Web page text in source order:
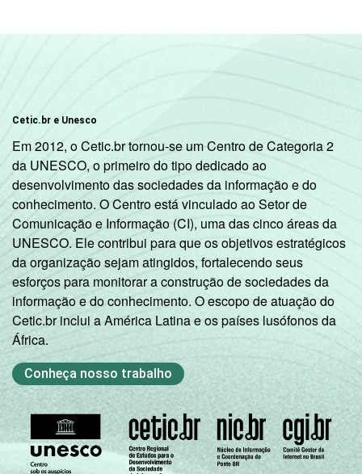
Cetic.br e Unesco
Em 2012, o Cetic.br tornou-se um Centro de Categoria 2
da UNESCO, o primeiro do tipo dedicado ao
desenvolvimento das sociedades da informação e do
conhecimento. O Centro está vinculado ao Setor de
Comunicação e Informação (CI), uma das cinco áreas da
UNESCO. Ele contribui para que os objetivos estratégicos
da organização sejam atingidos, fortalecendo seus
esforços para monitorar a construção de sociedades da
informação e do conhecimento. O escopo de atuação do
Cetic.br inclui a América Latina e os países lusófonos da
África.
Conheça nosso trabalho